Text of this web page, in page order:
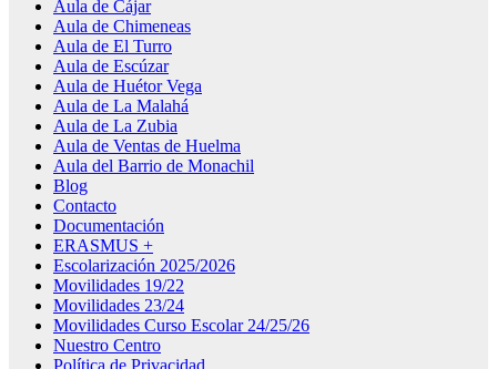
Aula de Cájar
Aula de Chimeneas
Aula de El Turro
Aula de Escúzar
Aula de Huétor Vega
Aula de La Malahá
Aula de La Zubia
Aula de Ventas de Huelma
Aula del Barrio de Monachil
Blog
Contacto
Documentación
ERASMUS +
Escolarización 2025/2026
Movilidades 19/22
Movilidades 23/24
Movilidades Curso Escolar 24/25/26
Nuestro Centro
Política de Privacidad